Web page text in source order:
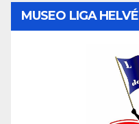
MUSEO LIGA